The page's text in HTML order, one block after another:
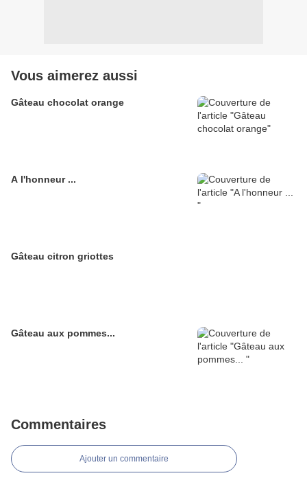
Vous aimerez aussi
Gâteau chocolat orange
A l'honneur ...
Gâteau citron griottes
Gâteau aux pommes...
Commentaires
Ajouter un commentaire